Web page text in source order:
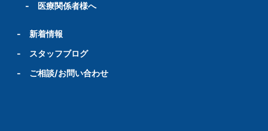
-
医療関係者様へ
- 新着情報
-
スタッフブログ
- ご相談/お問い合わせ